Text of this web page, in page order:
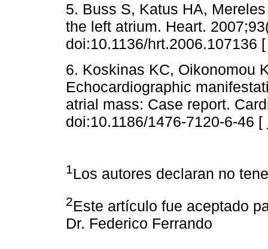
5. Buss S, Katus HA,
the left atrium. Heart.
doi:10.1136/hrt.2006.107136
6. Koskinas KC, Oikonomou
Echocardiographic
atrial mass: Case report.
doi:10.1186/1476-7120-6-46 [
1Los autores declaran no
2Este artículo fue aceptado
Dr. Federico Ferrando